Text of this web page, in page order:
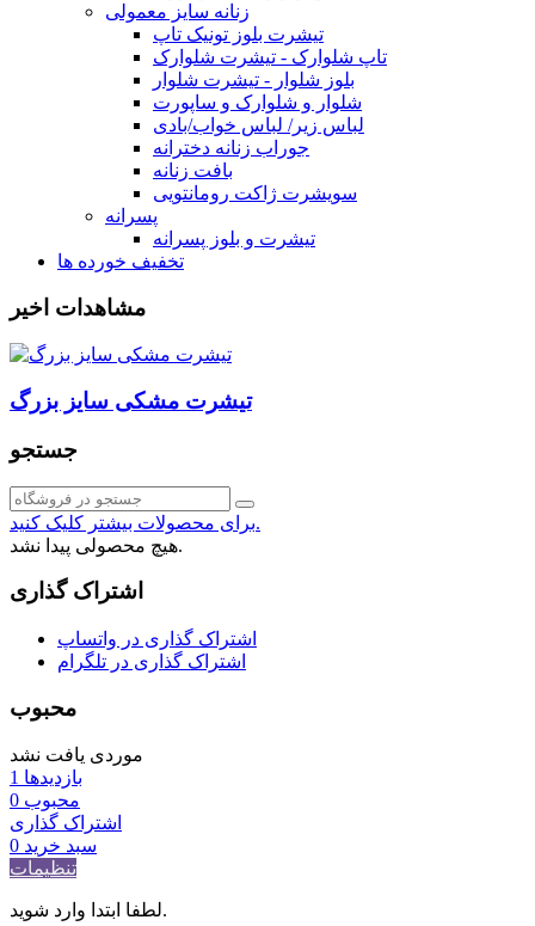
زنانه سایز معمولی
تیشرت بلوز تونیک تاپ
تاپ شلوارک - تیشرت شلوارک
بلوز شلوار - تیشرت شلوار
شلوار و شلوارک و ساپورت
لباس زیر/ لباس خواب/بادی
جوراب زنانه دخترانه
بافت زنانه
سویشرت ژاکت رومانتویی
پسرانه
تیشرت و بلوز پسرانه
تخفیف خورده ها
مشاهدات اخیر
تیشرت مشکی سایز بزرگ
جستجو
برای محصولات بیشتر کلیک کنید.
هیچ محصولی پیدا نشد.
اشتراک گذاری
اشتراک گذاری در واتساپ
اشتراک گذاری در تلگرام
محبوب
موردی یافت نشد
بازدیدها 1
محبوب 0
اشتراک گذاری
سبد خرید 0
تنظیمات
لطفا ابتدا وارد شوید.